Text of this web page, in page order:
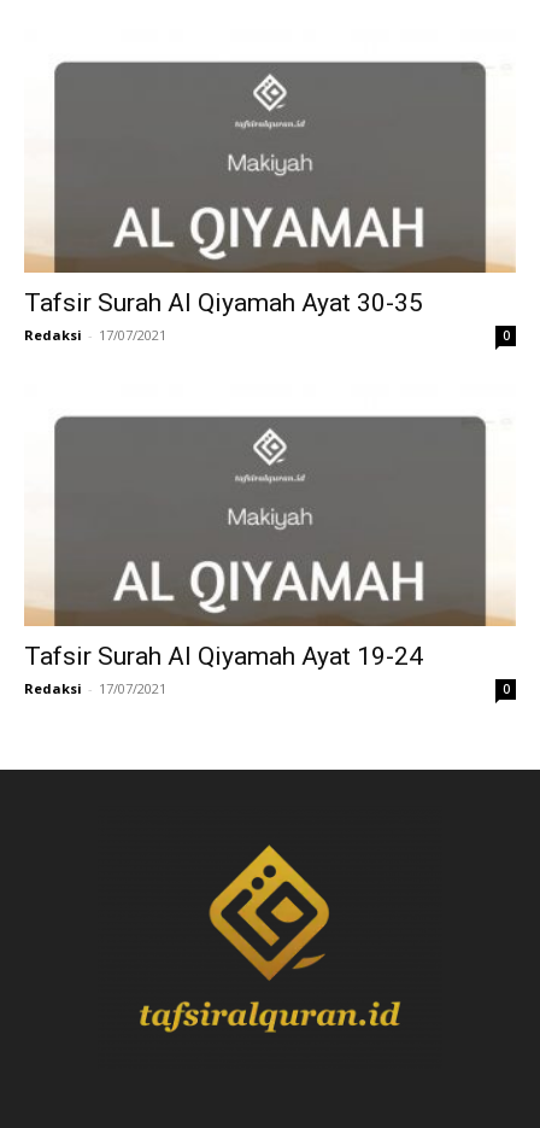
Tafsir Surah Al Qiyamah Ayat 30-35
Redaksi - 17/07/2021 0
Tafsir Surah Al Qiyamah Ayat 19-24
Redaksi - 17/07/2021 0